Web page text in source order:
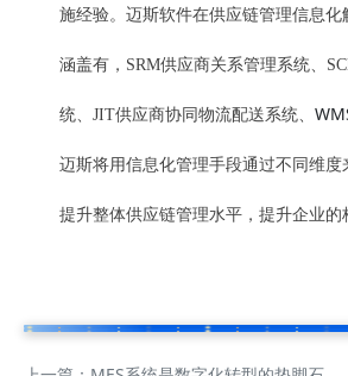
施经验。迈斯软件在供应链管理信息化
涵盖有，SRM供应商关系管理系统、
统、JIT供应商协同物流配送系统、
迈斯将用信息化管理手段通过不同维度
提升整体供应链管理水平，提升企业的